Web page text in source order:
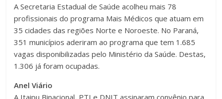
A Secretaria Estadual de Saúde acolheu mais 78
profissionais do programa Mais Médicos que atuam em
35 cidades das regiões Norte e Noroeste. No Paraná,
351 municípios aderiram ao programa que tem 1.685
vagas disponibilizadas pelo Ministério da Saúde. Destas,
1.306 já foram ocupadas.
Anel Viário
A Itaipu Binacional, PTI e DNIT assinaram convênio para